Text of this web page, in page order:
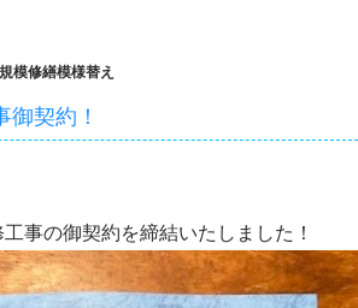
模修繕模様替え
契約！
事の御契約を締結いたしました！